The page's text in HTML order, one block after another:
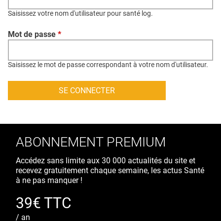
CONTACT
CRÉDITS
Saisissez votre nom d'utilisateur pour santé log.
Mot de passe *
Saisissez le mot de passe correspondant à votre nom d'utilisateur.
ABONNEMENT PREMIUM
Accédez sans limite aux 30 000 actualités du site et
recevez gratuitement chaque semaine, les actus Santé
à ne pas manquer !
39€ TTC
/ an